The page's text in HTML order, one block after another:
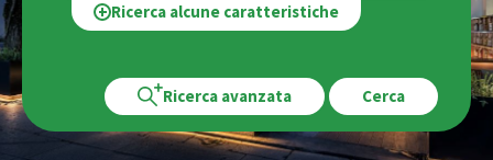
Ricerca alcune caratteristiche
Ricerca avanzata Cerca